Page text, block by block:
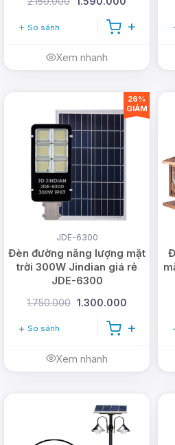
cskh@dmtsolar.com
Web:
So sánh
Xem nhanh
JDE-6300
Đèn đường năng lượng mặt
trời 300W Jindian giá rẻ
JDE-6300
1.750.000 1.300.000
So sánh
Xem nhanh
26%
GIẢM